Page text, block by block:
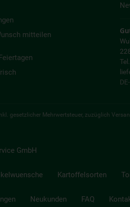
mitteilen
gesetzlicher Mehrwertsteuer, zuzüglich
GmbH
Kartoffelsorten
Neukunden FAQ